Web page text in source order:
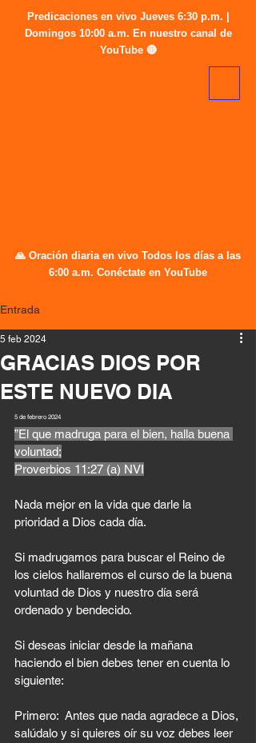
🙏 Oración diaria en vivo Todos los días a las
6:00 a.m. Conéctate en YouTube
Predicaciones en vivo Jueves 6:30 p.m. |
Domingos 10:00 a.m. En nuestro canal de
YouTube 🔴
Entrada
GRACIAS DIOS POR
ESTE NUEVO DIA
5 feb 2024
5 de febrero 2024
”El que madruga para el bien, halla buena
voluntad;
‭‭Proverbios‬ ‭11‬:‭27‬ ‭(a) NVI‬‬
Nada mejor en la vida que darle la
prioridad a Dios cada día.
Si madrugamos para buscar el Reino de
los cielos hallaremos el curso de la buena
voluntad de Dios y nuestro día será
ordenado y bendecido.
Si deseas iniciar desde la mañana
haciendo el bien debes tener en cuenta lo
siguiente:
Primero:  Antes que nada agradece a Dios,
salúdalo y si quieres oír su voz debes leer